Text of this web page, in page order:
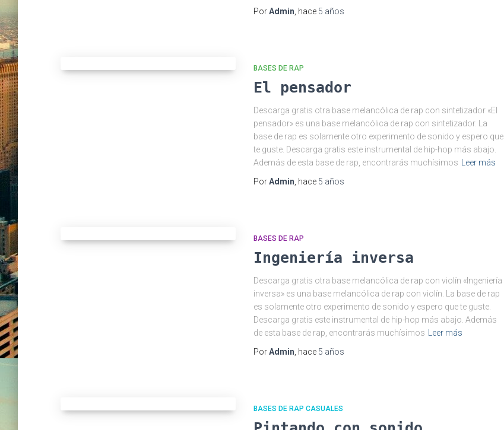
PorAdmin , hace 5 años
BASES DE RAP
El pensador
Descarga gratis otra base melancólica de rap con sintetizador «El
pensador» es una base melancólica de rap con sintetizador. La
base de rap es solamente otro experimento de sonido y espero que
te guste. Descarga gratis este instrumental de hip-hop más abajo.
Además de esta base de rap, encontrarás muchísimos
Leer más
PorAdmin , hace 5 años
BASES DE RAP
Ingeniería inversa
Descarga gratis otra base melancólica de rap con violín «Ingeniería
inversa» es una base melancólica de rap con violín. La base de rap
es solamente otro experimento de sonido y espero que te guste.
Descarga gratis este instrumental de hip-hop más abajo. Además
de esta base de rap, encontrarás muchísimos
Leer más
PorAdmin , hace 5 años
BASES DE RAP CASUALES